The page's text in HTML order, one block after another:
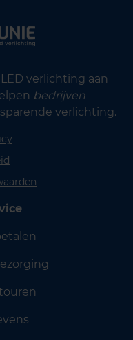
verlichting aan
bedrijven
verlichting.